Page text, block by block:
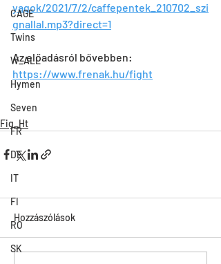
CAGE
Twins
W_ALL
Hymen
Seven
FR
DE
IT
FI
RO
SK
yagok/2021/7/2/caffepentek_210702_szi
gnallal.mp3?direct=1
Az előadásról bővebben:
https://www.frenak.hu/fight
Fig_Ht
Hozzászólások